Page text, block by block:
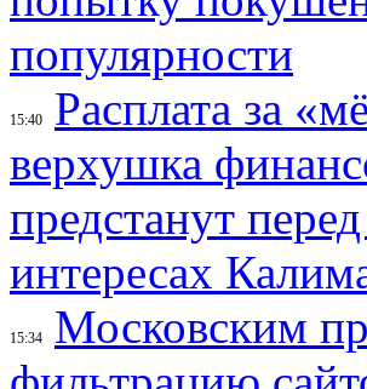
популярности
15:40
Расплата за
верхушка
предстанут
интересах
15:34
Московским